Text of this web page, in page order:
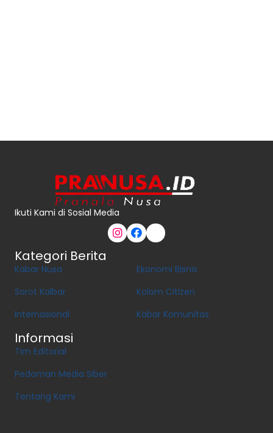
Ikuti Kami di Sosial Media
Kategori Berita
Kabar Nusa
Sorot Kalbar
Internasional
Ekonomi Bisnis
Kolom Citizen
Kabar Komunitas
Informasi
Tim Editorial
Pedoman Media Siber
Tentang Kami